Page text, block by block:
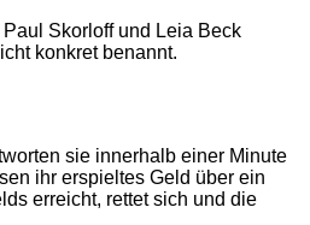
Skorloff und Leia Beck
konkret benannt.
sie innerhalb einer Minute
ihr erspieltes Geld über ein
erreicht, rettet sich und die